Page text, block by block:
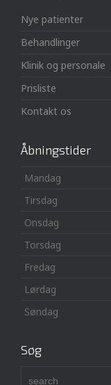
Nye patienter
Behandlinger
Klinik og personale
Prisliste
Kontakt os
Åbningstider
Mandag
Tirsdag
Onsdag
Torsdag
Fredag
Lørdag
Søndag
Søg